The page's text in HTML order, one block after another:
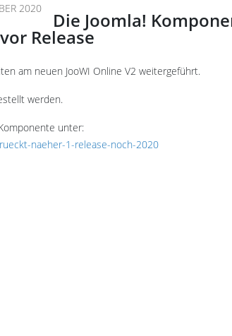
2020
Die Joomla!
Release
am neuen JooWI Online V2 weitergeführt.
werden.
unter:
naeher-1-release-noch-2020
Einheit